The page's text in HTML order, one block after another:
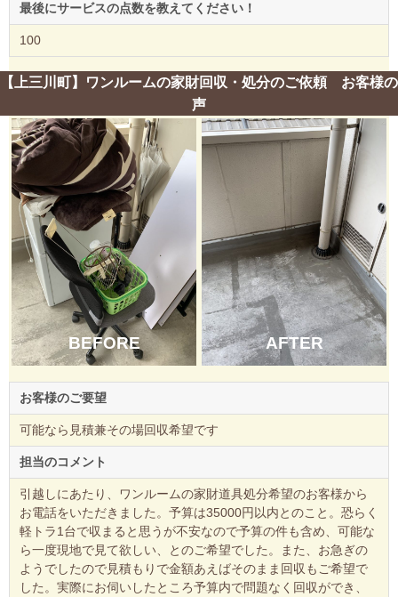
最後にサービスの点数を教えてください！
100
【上三川町】ワンルームの家財回収・処分のご依頼 お客様の
声
BEFORE AFTER
お客様のご要望
可能なら見積兼その場回収希望です
担当のコメント
引越しにあたり、ワンルームの家財道具処分希望のお客様から
お電話をいただきました。予算は35000円以内とのこと。恐らく
軽トラ1台で収まると思うが不安なので予算の件も含め、可能な
ら一度現地で見て欲しい、とのご希望でした。また、お急ぎの
ようでしたので見積もりで金額あえばそのまま回収もご希望で
した。実際にお伺いしたところ予算内で問題なく回収ができ、